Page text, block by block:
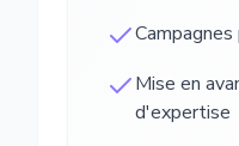
Mise en
d'expertise